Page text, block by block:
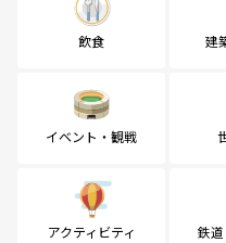
飲食 建
イベント・観戦
アクティビティ 鉄